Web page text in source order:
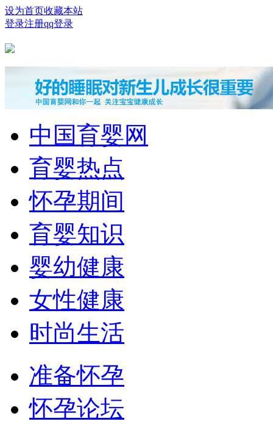
设为首页收藏本站
登录注册qq登录
中国育婴网
育婴热点
怀孕期间
育婴知识
婴幼健康
女性健康
时尚生活
准备怀孕
怀孕论坛